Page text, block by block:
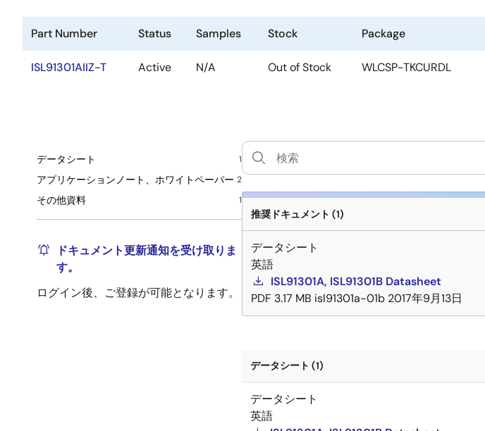
Part Number Status Samples Stock Package
ISL91301AIIZ-T Active N/A Out of Stock WLCSP-TKCURDL
データシート 1
アプリケーションノート、ホワイトペーパー 2
その他資料 1
ドキュメント更新通知を受け取りま
す。
ログイン後、ご登録が可能となります。
推奨ドキュメント (1)
データシート
英語
ISL91301A, ISL91301B Datasheet
PDF 3.17 MB isl91301a-01b 2017年9月13日
データシート (1)
データシート
英語